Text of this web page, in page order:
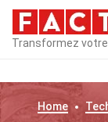
Transformez
Home